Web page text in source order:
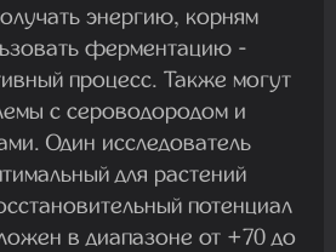
энергию, корням
ферментацию -
процесс. Также могут
с сероводородом и
Один исследователь
для растений
потенциал
в диапазоне от +70 до